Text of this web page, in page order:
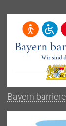
Bayern